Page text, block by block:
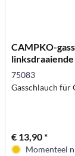
CAMPKO-
75083
Gasschlauch für
€ 13,90 *
Momenteel